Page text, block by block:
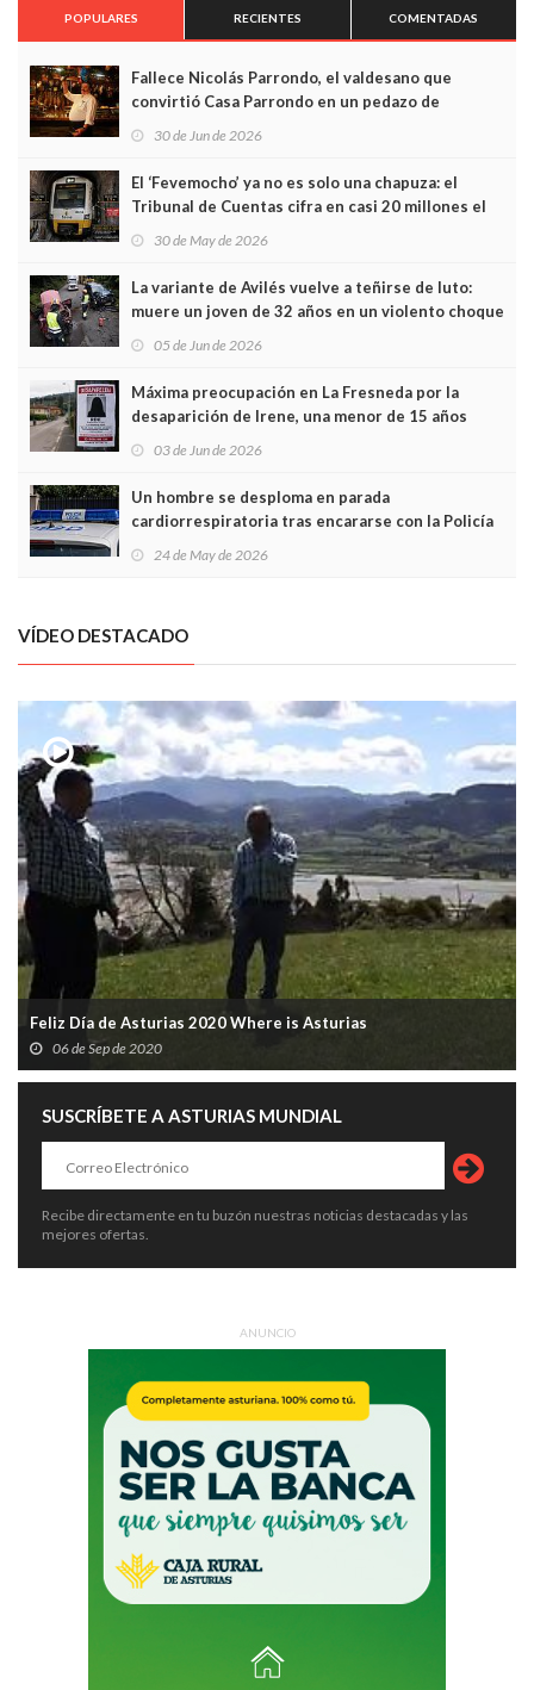
POPULARES RECIENTES COMENTADAS
Fallece Nicolás Parrondo, el valdesano que
convirtió Casa Parrondo en un pedazo de
Asturias en Madrid
30 de Jun de 2026
El ‘Fevemocho’ ya no es solo una chapuza: el
Tribunal de Cuentas cifra en casi 20 millones el
sobrecoste de los trenes que no cabían por los
30 de May de 2026
La variante de Avilés vuelve a teñirse de luto:
muere un joven de 32 años en un violento choque
frontal
05 de Jun de 2026
Máxima preocupación en La Fresneda por la
desaparición de Irene, una menor de 15 años
03 de Jun de 2026
Un hombre se desploma en parada
cardiorrespiratoria tras encararse con la Policía
Local en Luanco
24 de May de 2026
VÍDEO DESTACADO
Feliz Día de Asturias 2020 Where is Asturias
06 de Sep de 2020
SUSCRÍBETE A ASTURIAS MUNDIAL
Recibe directamente en tu buzón nuestras noticias destacadas y las
mejores ofertas.
ANUNCIO